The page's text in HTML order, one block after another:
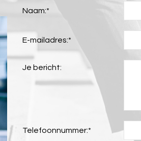
Naam:*
E-mailadres:*
Je bericht:
Telefoonnummer:*